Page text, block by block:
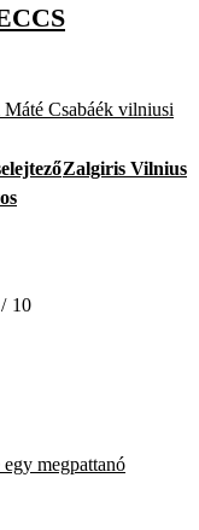
Csabáék vilniusi
Zalgiris Vilnius
/ 10
megpattanó